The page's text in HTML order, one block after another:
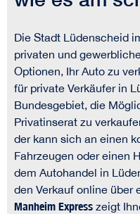
Die Stadt Lüdenscheid
privaten und
Optionen, Ihr Auto zu
für private Verkäufer in
Bundesgebiet, die
Privatinserat zu
der kann sich an einen
Fahrzeugen oder einen
dem Autohandel in
den Verkauf online über
Manheim Express zeigt